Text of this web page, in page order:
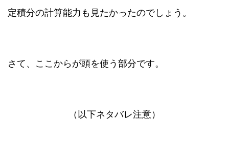
定積分の計算能力も見たかったのでしょう。
さて、ここからが頭を使う部分です。
（以下ネタバレ注意）